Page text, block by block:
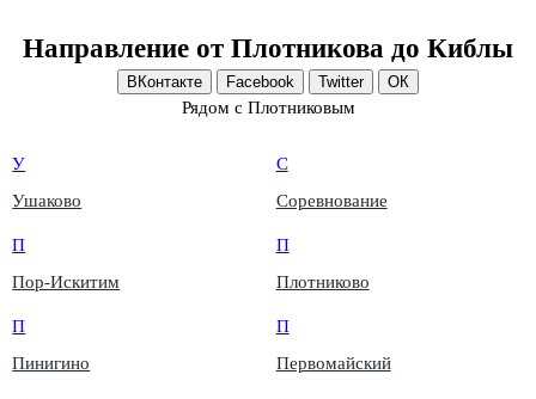
Направление от Плотникова до Киблы
ВКонтакте Facebook Twitter ОК
Рядом с Плотниковым
У
Ушаково
С
Соревнование
П
Пор-Искитим
П
Плотниково
П
Пинигино
П
Первомайский